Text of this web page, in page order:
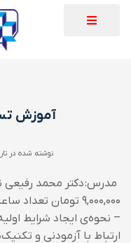
آموزش
نوشته شده در
مدرس: دکتر محمد
– نحوه‌ی ایجاد شرایط
ارتباط با آزمودنی و